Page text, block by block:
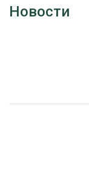
Новости